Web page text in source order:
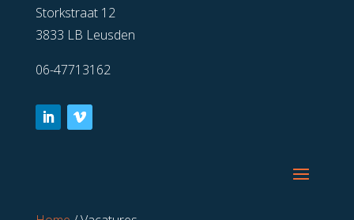
Storkstraat 12
3833 LB Leusden
06-47713162